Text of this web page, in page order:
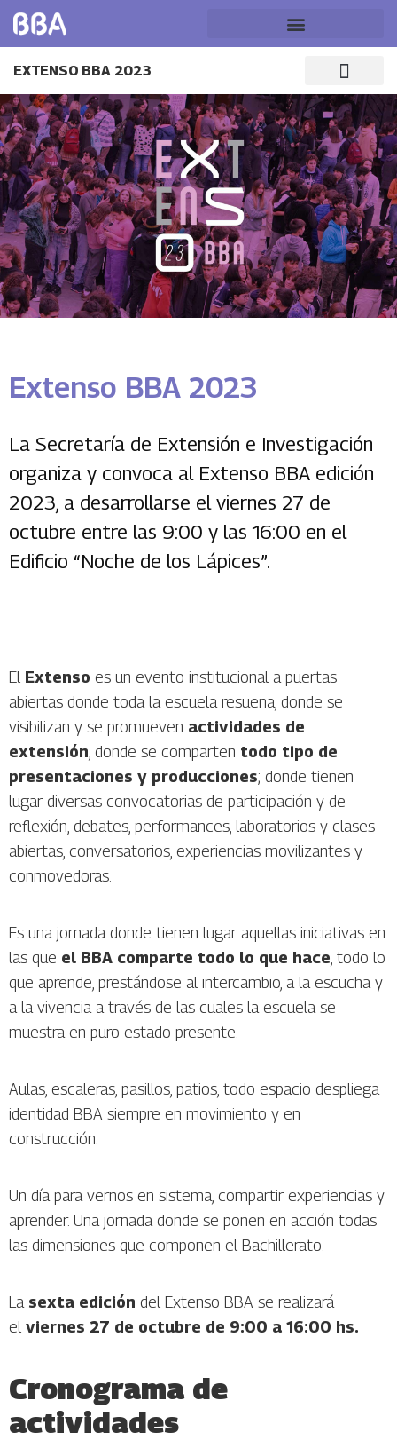
EXTENSO BBA 2023
Extenso BBA 2023
La Secretaría de Extensión e Investigación
organiza y convoca al Extenso BBA edición
2023, a desarrollarse el viernes 27 de
octubre entre las 9:00 y las 16:00 en el
Edificio “Noche de los Lápices”.
El Extenso es un evento institucional a puertas
abiertas donde toda la escuela resuena, donde se
visibilizan y se promueven actividades de
extensión , donde se comparten todo tipo de
presentaciones y producciones; donde tienen
lugar diversas convocatorias de participación y de
reflexión, debates, performances, laboratorios y clases
abiertas, conversatorios, experiencias movilizantes y
conmovedoras.
Es una jornada donde tienen lugar aquellas iniciativas en
las que el BBA comparte todo lo que hace , todo lo
que aprende, prestándose al intercambio, a la escucha y
a la vivencia a través de las cuales la escuela se
muestra en puro estado presente.
Aulas, escaleras, pasillos, patios, todo espacio despliega
identidad BBA siempre en movimiento y en
construcción.
Un día para vernos en sistema, compartir experiencias y
aprender. Una jornada donde se ponen en acción todas
las dimensiones que componen el Bachillerato.
La sexta edición del Extenso BBA se realizará
el viernes 27 de octubre de 9:00 a 16:00 hs.
Cronograma de
actividades